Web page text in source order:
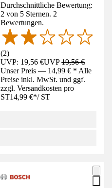
Durchschnittliche Bewertung:
2 von 5 Sternen. 2
Bewertungen.
(2)
UVP: 19,56 €UVP19,56 €
Unser Preis — 14,99 € * Alle
Preise inkl. MwSt. und ggf.
zzgl. Versandkosten pro
ST14,99 €*/ ST